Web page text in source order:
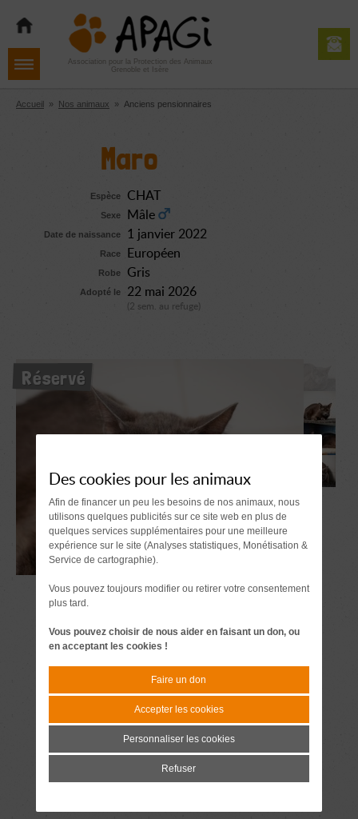
navigation
contenu
Aller
pied
de
Association pour la Protection des Animaux
Grenoble et Isère
Accueil » Nos animaux » Anciens pensionnaires
Maro
Espèce CHAT
Sexe Mâle
Date de naissance 1 janvier 2022
Race Européen
Robe Gris
Adopté le 22 mai 2026
(2 sem. au refuge)
Réservé
Des cookies pour les animaux
Afin de financer un peu les besoins de nos animaux, nous
utilisons quelques publicités sur ce site web en plus de
quelques services supplémentaires pour une meilleure
expérience sur le site (Analyses statistiques, Monétisation &
Service de cartographie).
Vous pouvez toujours modifier ou retirer votre consentement
plus tard.
Vous pouvez choisir de nous aider en faisant un don, ou
en acceptant les cookies !
Faire un don
Accepter les cookies
Personnaliser les cookies
Refuser